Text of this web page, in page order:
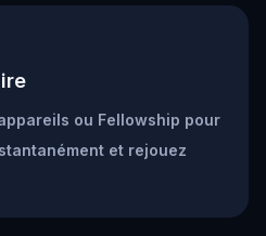
ou Fellowship pour
et rejouez